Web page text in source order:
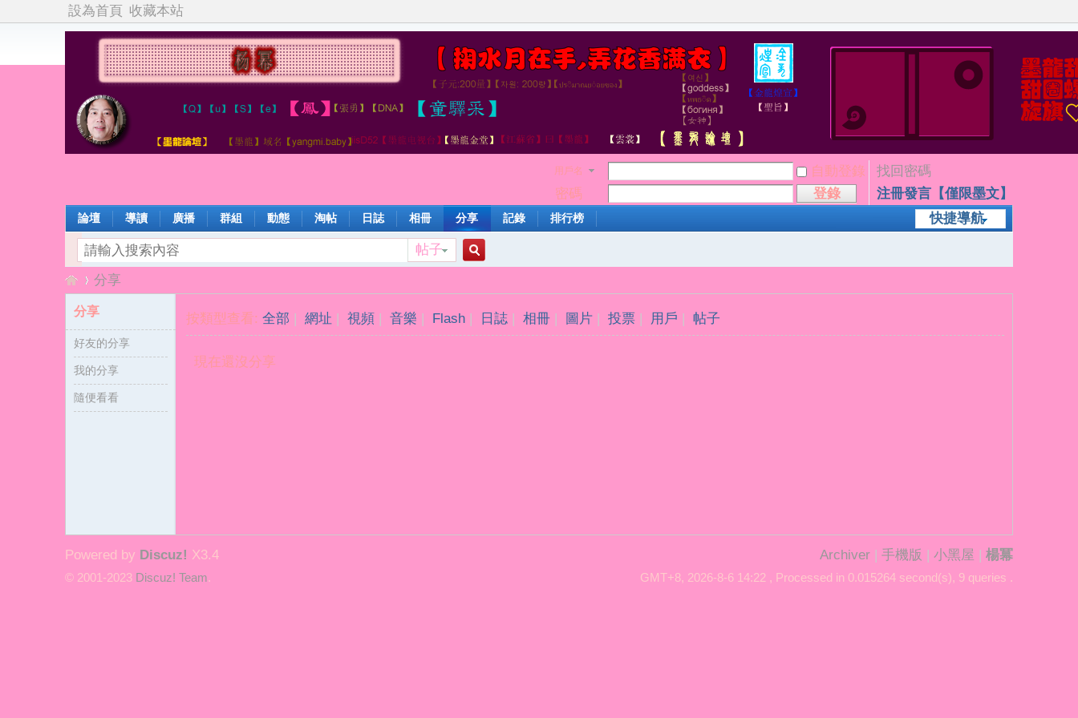
設為首頁 收藏本站
用戶名 自動登錄
找回密碼
密碼
登錄
注冊發言【僅限墨文】
快捷導航
論壇 導讀 廣播 群組 動態 淘帖 日誌 相冊 分享 記錄 排行榜
帖子
楊›
分享
分享
好友的分享
我的分享
隨便看看
按類型查看: 全部 | 網址 | 視頻 | 音樂 | Flash | 日誌 | 相冊 | 圖片 | 投票 | 用戶 | 帖子
現在還沒分享
Archiver | 手機版 | 小黑屋 | 楊冪
GMT+8, 2026-8-6 14:22 , Processed in 0.015264 second(s), 9 queries .
Powered by Discuz! X3.4
© 2001-2023 Discuz! Team.